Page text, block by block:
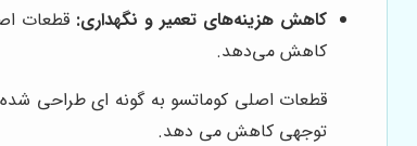
کاهش هزینه‌های تعمیر و نگهداری: قطعات
کاهش می‌دهد.
قطعات اصلی کوماتسو به گونه ای طراحی شده
توجهی کاهش می دهد.